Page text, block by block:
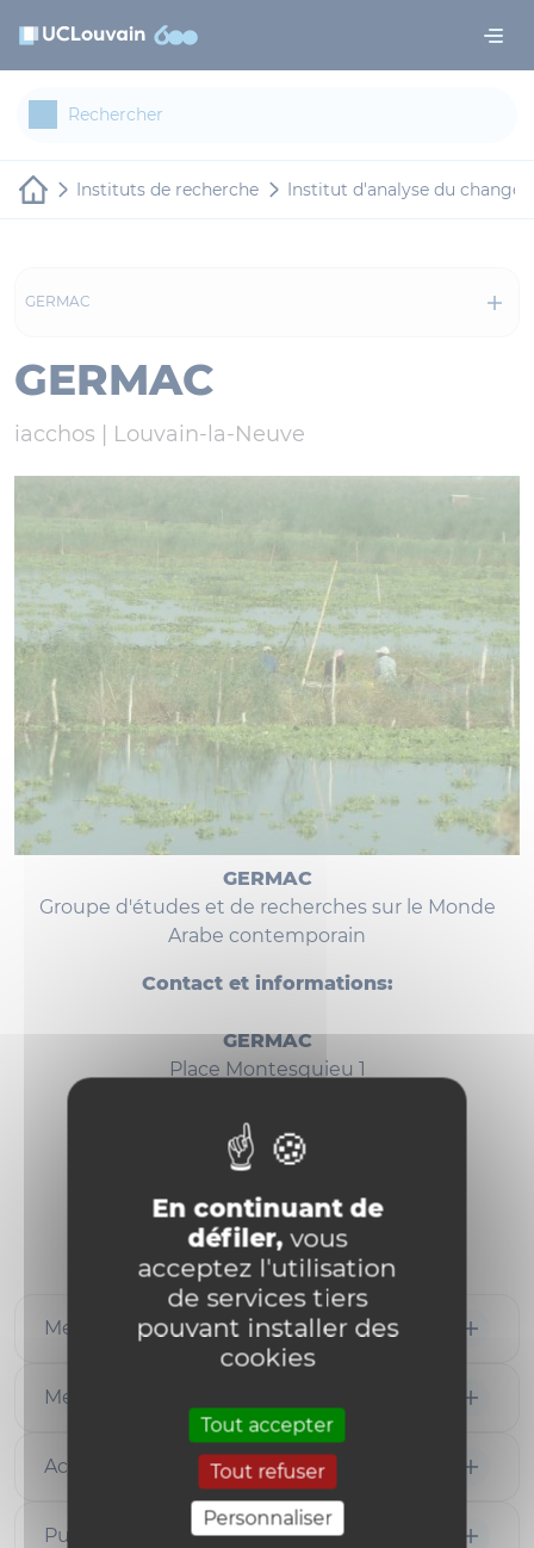
En continuant de
défiler,vous
acceptez l'utilisation
de services tiers
pouvant installer des
cookies
Tout accepter
Tout refuser
Personnaliser
Instituts de recherche Institut d'analyse du
GERMAC
GERMAC
iacchos | Louvain-la-Neuve
GERMAC
Groupe d'études et de recherches sur le Monde
Arabe contemporain
Contact et informations:
GERMAC
Place Montesquieu 1
B-1348 Louvain-la-Neuve
Tel: (+32)10/473364
Contact: Prof.Vincent Legrand
Membres
Membres associés
Activités de recherche
Publications du Prof. Bichara Khader